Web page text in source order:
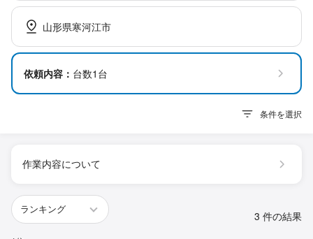
山形県寒河江市
依頼内容： 台数1台
条件を選択
作業内容について
3 件の結果